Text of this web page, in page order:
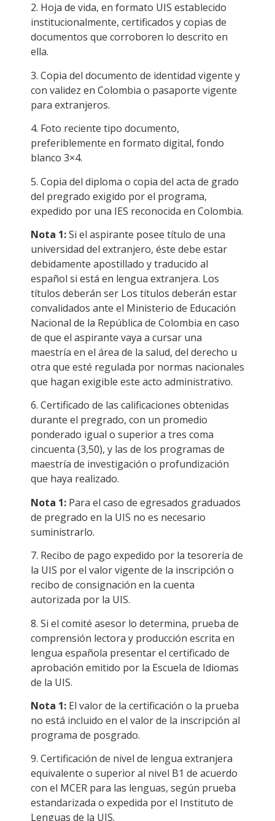
2. Hoja de vida, en formato UIS establecido
institucionalmente, certificados y copias de
documentos que corroboren lo descrito en
ella.
3. Copia del documento de identidad vigente y
con validez en Colombia o pasaporte vigente
para extranjeros.
4. Foto reciente tipo documento,
preferiblemente en formato digital, fondo
blanco 3×4.
5. Copia del diploma o copia del acta de grado
del pregrado exigido por el programa,
expedido por una IES reconocida en Colombia.
Nota 1:Si el aspirante posee título de una
universidad del extranjero, éste debe estar
debidamente apostillado y traducido al
español si está en lengua extranjera. Los
títulos deberán ser Los títulos deberán estar
convalidados ante el Ministerio de Educación
Nacional de la República de Colombia en caso
de que el aspirante vaya a cursar una
maestría en el área de la salud, del derecho u
otra que esté regulada por normas nacionales
que hagan exigible este acto administrativo.
6. Certificado de las calificaciones obtenidas
durante el pregrado, con un promedio
ponderado igual o superior a tres coma
cincuenta (3,50), y las de los programas de
maestría de investigación o profundización
que haya realizado.
Nota 1: Para el caso de egresados graduados
de pregrado en la UIS no es necesario
suministrarlo.
7. Recibo de pago expedido por la tesorería de
la UIS por el valor vigente de la inscripción o
recibo de consignación en la cuenta
autorizada por la UIS.
8. Si el comité asesor lo determina, prueba de
comprensión lectora y producción escrita en
lengua española presentar el certificado de
aprobación emitido por la Escuela de Idiomas
de la UIS.
Nota 1: El valor de la certificación o la prueba
no está incluido en el valor de la inscripción al
programa de posgrado.
9. Certificación de nivel de lengua extranjera
equivalente o superior al nivel B1 de acuerdo
con el MCER para las lenguas, según prueba
estandarizada o expedida por el Instituto de
Lenguas de la UIS.